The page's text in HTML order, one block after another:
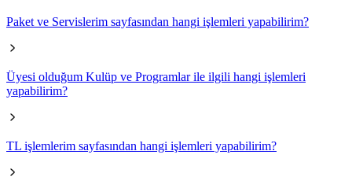
Paket ve Servislerim sayfasından hangi işlemleri yapabilirim?
Üyesi olduğum Kulüp ve Programlar ile ilgili hangi işlemleri
yapabilirim?
TL işlemlerim sayfasından hangi işlemleri yapabilirim?